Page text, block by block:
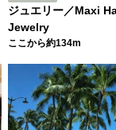
ジュエリー／Maxi
Jewelry
ここから約134m